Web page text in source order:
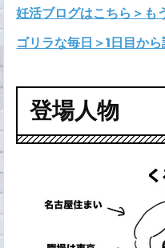
妊活ブログはこちら＞も
ゴリラな毎日＞1日目か
登場人物